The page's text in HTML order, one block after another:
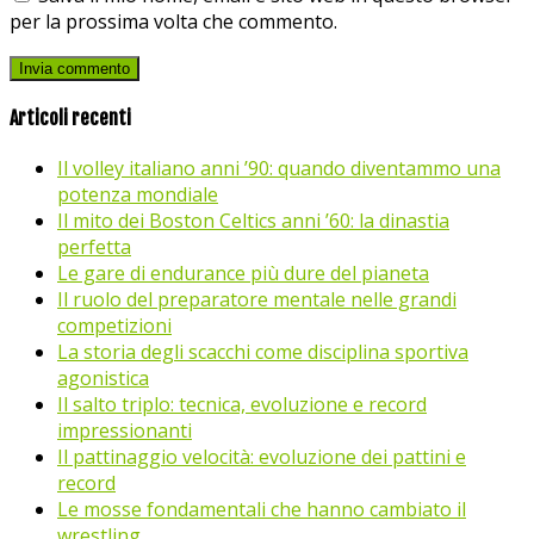
per la prossima volta che commento.
Articoli recenti
Il volley italiano anni ’90: quando diventammo una
potenza mondiale
Il mito dei Boston Celtics anni ’60: la dinastia
perfetta
Le gare di endurance più dure del pianeta
Il ruolo del preparatore mentale nelle grandi
competizioni
La storia degli scacchi come disciplina sportiva
agonistica
Il salto triplo: tecnica, evoluzione e record
impressionanti
Il pattinaggio velocità: evoluzione dei pattini e
record
Le mosse fondamentali che hanno cambiato il